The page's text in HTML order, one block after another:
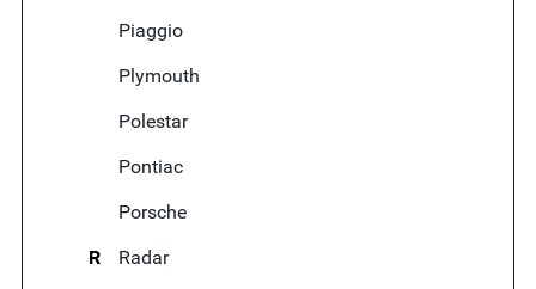
Piaggio
Plymouth
Polestar
Pontiac
Porsche
R
Radar